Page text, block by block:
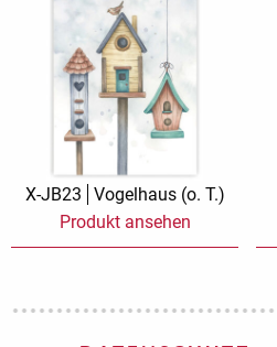
X-JB23
Vogelhaus (o. T.)
Produkt ansehen